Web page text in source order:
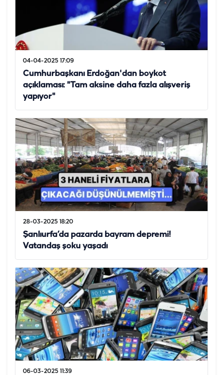
04-04-2025 17:09
Cumhurbaşkanı Erdoğan'dan boykot
açıklaması: "Tam aksine daha fazla alışveriş
yapıyor"
28-03-2025 18:20
Şanlıurfa’da pazarda bayram depremi!
Vatandaş şoku yaşadı
06-03-2025 11:39